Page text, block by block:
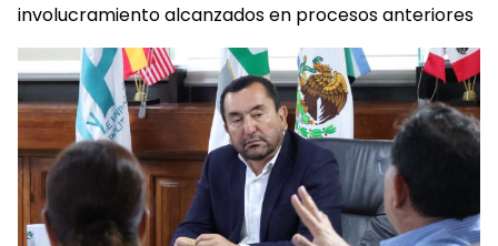
involucramiento alcanzados en procesos anteriores